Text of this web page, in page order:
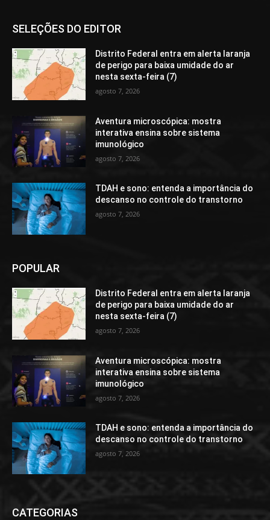
SELEÇÕES DO EDITOR
Distrito Federal entra em alerta laranja
de perigo para baixa umidade do ar
nesta sexta-feira (7)
agosto 7, 2026
Aventura microscópica: mostra
interativa ensina sobre sistema
imunológico
agosto 7, 2026
TDAH e sono: entenda a importância do
descanso no controle do transtorno
agosto 7, 2026
POPULAR
Distrito Federal entra em alerta laranja
de perigo para baixa umidade do ar
nesta sexta-feira (7)
agosto 7, 2026
Aventura microscópica: mostra
interativa ensina sobre sistema
imunológico
agosto 7, 2026
TDAH e sono: entenda a importância do
descanso no controle do transtorno
agosto 7, 2026
CATEGORIAS